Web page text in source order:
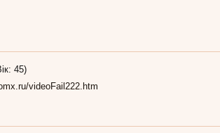
45)
videoFail222.htm